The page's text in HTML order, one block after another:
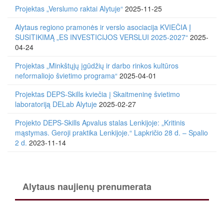
Projektas „Verslumo raktai Alytuje“ 2025-11-25
Alytaus regiono pramonės ir verslo asociacija KVIEČIA Į
SUSITIKIMĄ „ES INVESTICIJOS VERSLUI 2025-2027“ 2025-
04-24
Projektas „Minkštųjų įgūdžių ir darbo rinkos kultūros
neformaliojo švietimo programa“ 2025-04-01
Projektas DEPS-Skills kviečia į Skaitmeninę švietimo
laboratoriją DELab Alytuje 2025-02-27
Projekto DEPS-Skills Apvalus stalas Lenkijoje: „Kritinis
mąstymas. Geroji praktika Lenkijoje.“ Lapkričio 28 d. – Spalio
2 d. 2023-11-14
Alytaus naujienų prenumerata